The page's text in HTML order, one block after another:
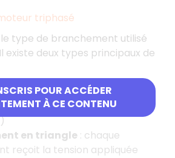
POUR ACCÉDER
À CE CONTENU
triphasé
type de branchement utilisé
existe deux types principaux de
en étoile: chaque
reçoit une tension réduite (de
en triangle : chaque
reçoit la tension appliquée